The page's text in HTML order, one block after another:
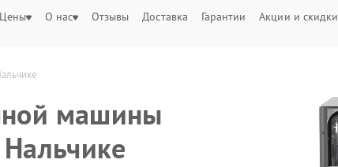
Цены О нас Отзывы Доставка Гарантии Акции и скидки
машины